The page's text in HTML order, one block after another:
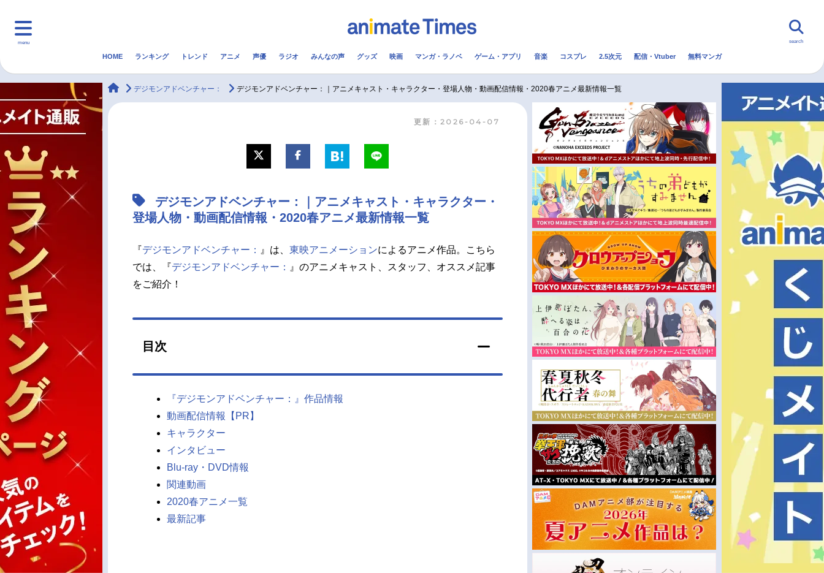
menu
マンガ・ラノベ 2.5次元 配信・Vtuber トレンド 無料マンガ
声優記事一覧
アニメ映画一覧
男性声優/女性声優一覧
今期アニメ曜日別一覧
夏アニメ
秋アニメ
冬アニメ
search
HOME ランキング トレンド アニメ 声優 ラジオ みんなの声 グッズ 映画 マンガ・ラノベ ゲーム・アプリ 音楽 コスプレ 2.5次元 配信・Vtuber 無料マンガ
animateTimes
デジモンアドベンチャー： デジモンアドベンチャー：｜アニメキャスト・キャラクター・登場人物・動画配信情報・2020春アニメ最新情報一覧
更新：2026-04-07
デジモンアドベンチャー：｜アニメキャスト・キャラクター・
登場人物・動画配信情報・2020春アニメ最新情報一覧
『デジモンアドベンチャー： 』は、 東映アニメーションによるアニメ作品。こちら
では、『デジモンアドベンチャー：
』のアニメキャスト、スタッフ、オススメ記事
をご紹介！
目次
『デジモンアドベンチャー：』作品情報
動画配信情報【PR】
キャラクター
インタビュー
Blu-ray・DVD情報
関連動画
2020春アニメ一覧
最新記事